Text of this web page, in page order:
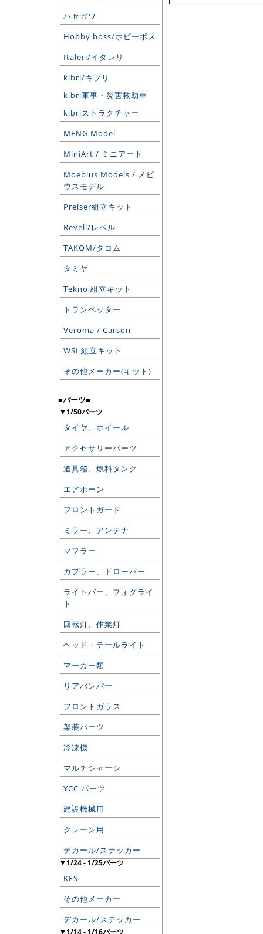
ハセガワ
Hobby boss/ホビーボス
Italeri/イタレリ
kibri/キブリ
kibri軍事・災害救助車
kibriストラクチャー
MENG Model
MiniArt / ミニアート
Moebius Models / メビ
ウスモデル
Preiser組立キット
Revell/レベル
TAKOM/タコム
タミヤ
Tekno 組立キット
トランペッター
Veroma / Carson
WSI 組立キット
その他メーカー(キット)
■パーツ■
▼1/50パーツ
タイヤ、ホイール
アクセサリーパーツ
道具箱、燃料タンク
エアホーン
フロントガード
ミラー、アンテナ
マフラー
カプラー、ドローバー
ライトバー、フォグライ
ト
回転灯、作業灯
ヘッド・テールライト
マーカー類
リアバンパー
フロントガラス
架装パーツ
冷凍機
マルチシャーシ
YCC パーツ
建設機械用
クレーン用
デカール/ステッカー
▼1/24 - 1/25パーツ
KFS
その他メーカー
デカール/ステッカー
▼1/14 - 1/16パーツ